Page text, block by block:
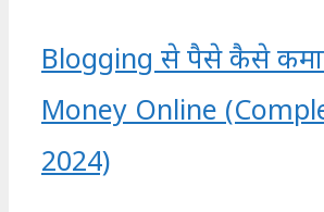
Blogging से पैसे कैसे
Money Online
2024)